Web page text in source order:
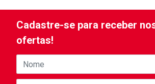
Cadastre-se para receber
ofertas!